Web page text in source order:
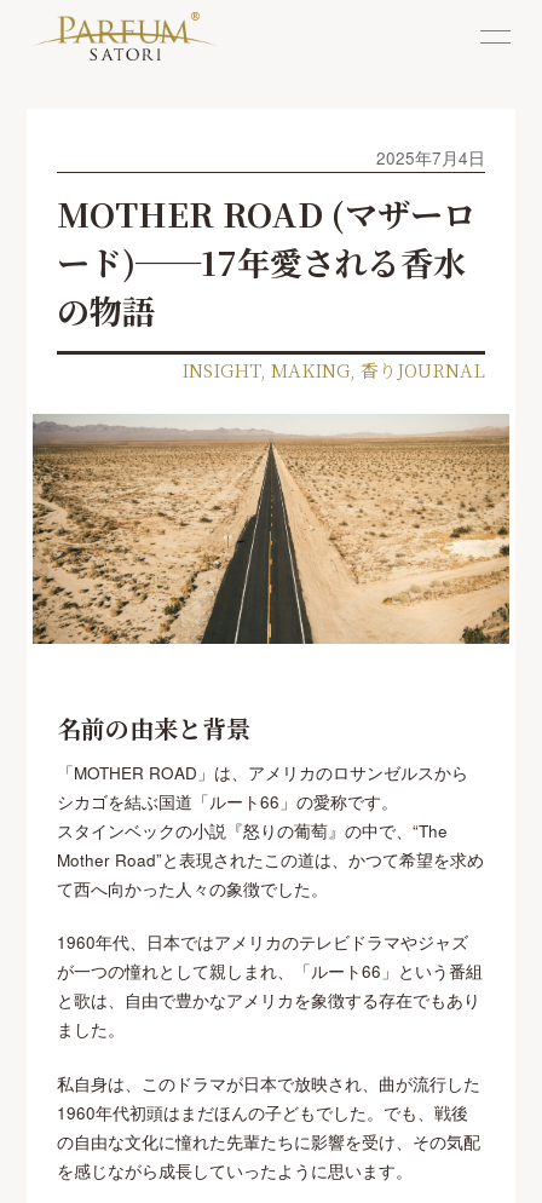
2025年7月4日
MOTHER ROAD (マザーロ
ード)──17年愛される香水
の物語
INSIGHT, MAKING, 香りJOURNAL
名前の由来と背景
「MOTHER ROAD」は、アメリカのロサンゼルスから
シカゴを結ぶ国道「ルート66」の愛称です。
スタインベックの小説『怒りの葡萄』の中で、“The
Mother Road”と表現されたこの道は、かつて希望を求め
て西へ向かった人々の象徴でした。
1960年代、日本ではアメリカのテレビドラマやジャズ
が一つの憧れとして親しまれ、「ルート66」という番組
と歌は、自由で豊かなアメリカを象徴する存在でもあり
ました。
私自身は、このドラマが日本で放映され、曲が流行した
1960年代初頭はまだほんの子どもでした。でも、戦後
の自由な文化に憧れた先輩たちに影響を受け、その気配
を感じながら成長していったように思います。